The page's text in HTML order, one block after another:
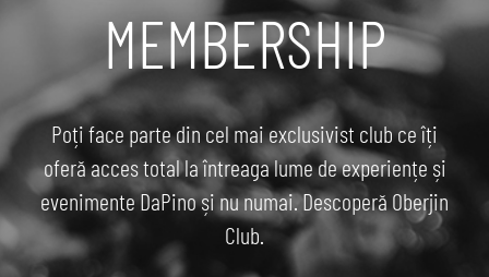
MEMBERSHIP
Poți face parte din cel mai exclusivist club ce îți
oferă acces total la întreaga lume de experiențe și
evenimente DaPino și nu numai. Descoperă Oberjin
Club.